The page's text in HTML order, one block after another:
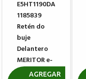
E5HT1190DA
1185839
Retén do
buje
Delantero
MERITOR e-
Barrier 704
AGREGAR